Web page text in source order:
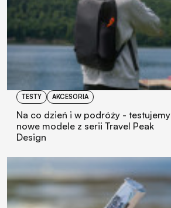
TESTY AKCESORIA
Na co dzień i w podróży - testujemy
nowe modele z serii Travel Peak
Design